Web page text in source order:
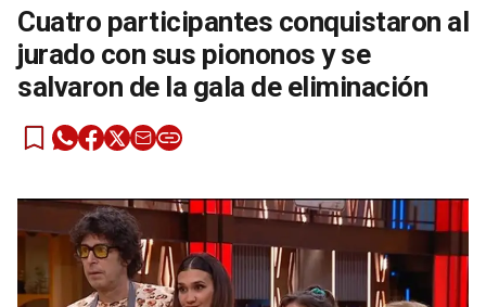
Cuatro participantes conquistaron al
jurado con sus piononos y se
salvaron de la gala de eliminación